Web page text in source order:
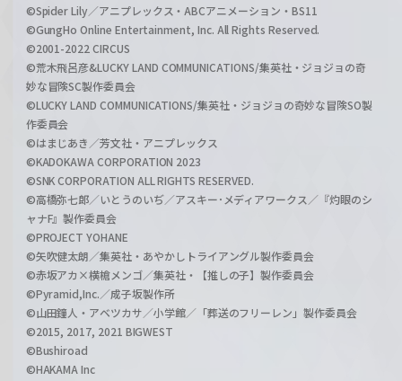
©Spider Lily／アニプレックス・ABCアニメーション・BS11
©GungHo Online Entertainment, Inc. All Rights Reserved.
©2001-2022 CIRCUS
©荒木飛呂彦&LUCKY LAND COMMUNICATIONS/集英社・ジョジョの奇
妙な冒険SC製作委員会
©LUCKY LAND COMMUNICATIONS/集英社・ジョジョの奇妙な冒険SO製
作委員会
©はまじあき／芳文社・アニプレックス
©KADOKAWA CORPORATION 2023
©SNK CORPORATION ALL RIGHTS RESERVED.
©高橋弥七郎／いとうのいぢ／アスキー･メディアワークス／『灼眼のシ
ャナF』製作委員会
©PROJECT YOHANE
©矢吹健太朗／集英社・あやかしトライアングル製作委員会
©赤坂アカ×横槍メンゴ／集英社・【推しの子】製作委員会
©Pyramid,Inc.／成子坂製作所
©山田鐘人・アベツカサ／小学館／「葬送のフリーレン」製作委員会
©2015, 2017, 2021 BIGWEST
©Bushiroad
©HAKAMA Inc